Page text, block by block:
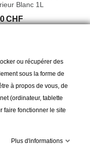
Blanc 1L
CHF
ou récupérer des
sous la forme de
à propos de vous, de
(ordinateur, tablette
faire fonctionner le site
Plus d'informations